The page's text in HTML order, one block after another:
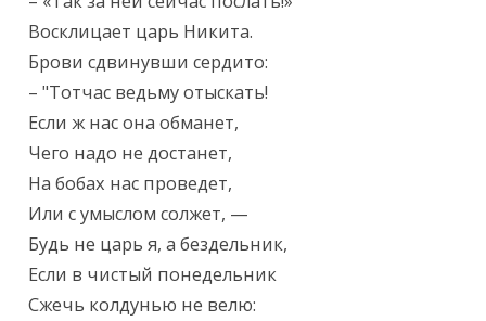
Восклицает царь Никита.
Брови сдвинувши сердито:
– "Тотчас ведьму отыскать!
Если ж нас она обманет,
Чего надо не достанет,
На бобах нас проведет,
Или с умыслом солжет, —
Будь не царь я, а бездельник,
Если в чистый понедельник
Сжечь колдунью не велю: